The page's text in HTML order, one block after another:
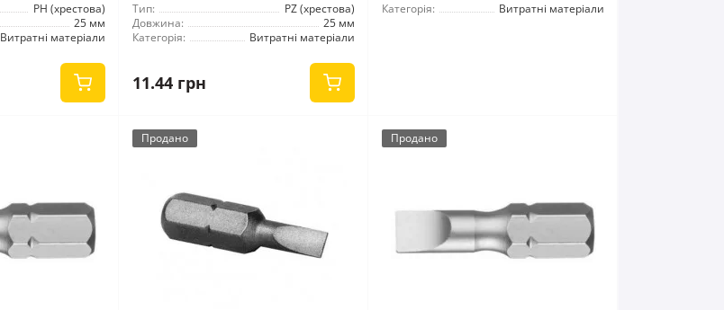
РН (хрестова)
25 мм
Витратні матеріали
Тип:
PZ (хрестова)
Довжина:
25 мм
Категорія:
Витратні матеріали
11.44 грн
Категорія: Витратні матеріали
Продано Продано